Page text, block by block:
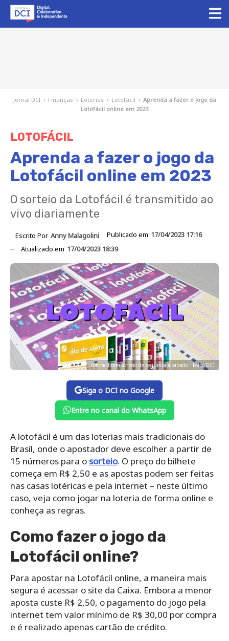
Jornal DCI › Finanças › Loterias › Lotofácil › Aprenda a fazer o jogo da
Lotofácil online em 2023
LOTOFÁCIL
Aprenda a fazer o jogo da
Lotofácil online em 2023
O sorteio da Lotofácil é transmitido ao
vivo diariamente
Escrito Por Anny Malagolini Publicado em 17/04/2023 17:16
Atualizado em 17/04/2023 18:39
Lotofácil tem sorteio de segunda a sábado - Foto: DCI
Siga o DCI no Google
Entre no canal do WhatsApp
A lotofácil é um das loterias mais tradicionais do
Brasil, onde o apostador deve escolher a partir de
15 números para o sorteio. O preço do bilhete
começa em R$ 2,50 e as apostas podem ser feitas
nas casas lotéricas e pela internet – neste último
caso, veja como jogar na loteria de forma online e
conheça as regras.
Como fazer o jogo da
Lotofácil online?
Para apostar na Lotofácil online, a maneira mais
segura é acessar o site da Caixa. Embora a menor
aposta custe R$ 2,50, o pagamento do jogo pela
internet tem valor mínimo de R$ 30,00 por compra
e é realizado apenas cartão de crédito.